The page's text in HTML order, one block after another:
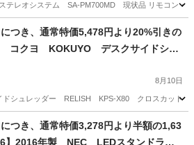
レオシステム SA-PM700MD 現状品 リモコン・ラ
オーディオ ステレオ
つき、通常特価5,478円より20%引きの
コクヨ KOKUYO デスクサイドシュ
RELISH KPS-X80 クロスカット
8月10日
シュレッダー RELISH KPS-X80 クロスカット 商
その他 デスクサイドシュレッダー
つき、通常特価3,278円より半額の1,63
2016年製 NEC LEDスタンドライ